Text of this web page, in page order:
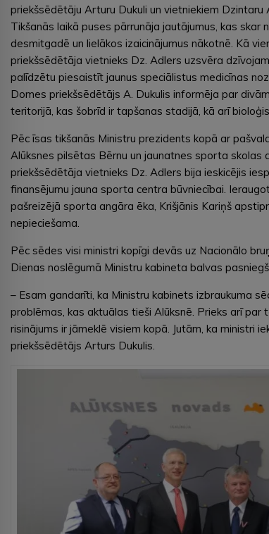
priekšsēdētāju Arturu Dukuli un vietniekiem Dzintaru
Tikšanās laikā puses pārrunāja jautājumus, kas
desmitgadē un lielākos izaicinājumus nākotnē. Kā
priekšsēdētāja vietnieks Dz. Adlers uzsvēra
palīdzētu piesaistīt jaunus speciālistus medicīnas
Domes priekšsēdētājs A. Dukulis informēja par
teritorijā, kas šobrīd ir tapšanas stadijā, kā arī
Pēc īsas tikšanās Ministru prezidents kopā ar
Alūksnes pilsētas Bērnu un jaunatnes sporta skolas
priekšsēdētāja vietnieks Dz. Adlers bija ieskicējis
finansējumu jauna sporta centra būvniecībai.
pašreizējā sporta angāra ēka, Krišjānis Kariņš
nepieciešama.
Pēc sēdes visi ministri kopīgi devās uz Nacionālo
Dienas noslēgumā Ministru kabineta balvas
– Esam gandarīti, ka Ministru kabinets izbraukuma
problēmas, kas aktuālas tieši Alūksnē. Prieks arī
risinājums ir jāmeklē visiem kopā. Jutām, ka ministri
priekšsēdētājs Arturs Dukulis.